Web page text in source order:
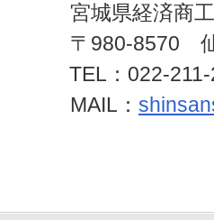
宮城県経済商
〒980-8570 仙
TEL：022-
MAIL：